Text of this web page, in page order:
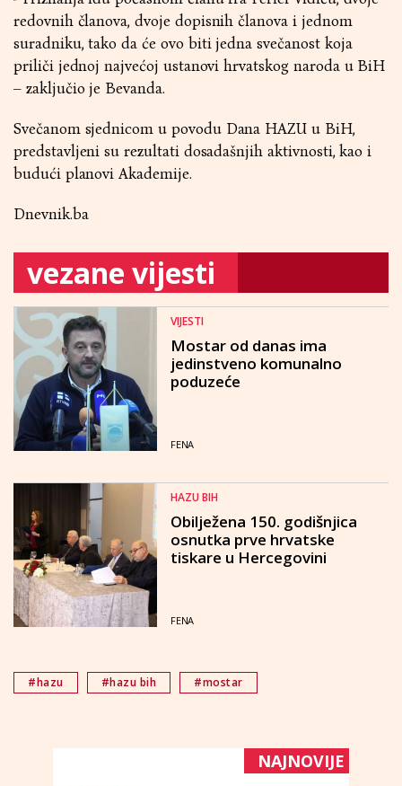
redovnih članova, dvoje dopisnih članova i jednom
suradniku, tako da će ovo biti jedna svečanost koja
priliči jednoj najvećoj ustanovi hrvatskog naroda u BiH
– zaključio je Bevanda.
Svečanom sjednicom u povodu Dana HAZU u BiH,
predstavljeni su rezultati dosadašnjih aktivnosti, kao i
budući planovi Akademije.
Dnevnik.ba
vezane vijesti
VIJESTI
Mostar od danas ima
jedinstveno komunalno
poduzeće
FENA
HAZU BIH
Obilježena 150. godišnjica
osnutka prve hrvatske
tiskare u Hercegovini
FENA
#hazu #hazu bih #mostar
NAJNOVIJE